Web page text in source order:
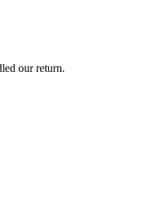
our return.